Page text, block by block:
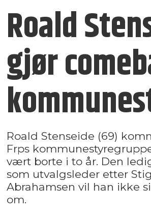
Roald
gjør
Roald Stenseide (69)
Frps
vært borte i to år. Den
som utvalgsleder etter Stig
Abrahamsen vil han ikke
om.